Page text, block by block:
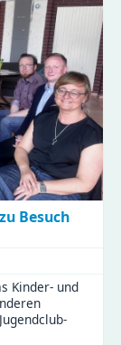
Besuch
Kinder- und